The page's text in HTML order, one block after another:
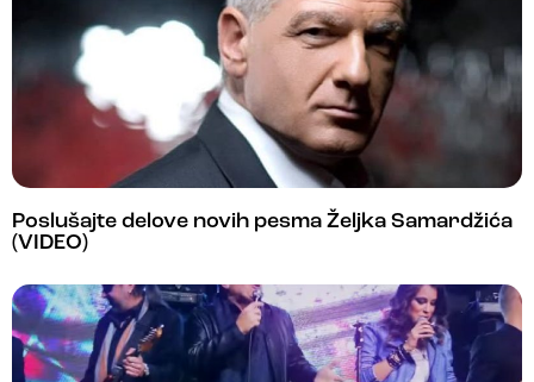
Poslušajte delove novih pesma Željka Samardžića
(VIDEO)